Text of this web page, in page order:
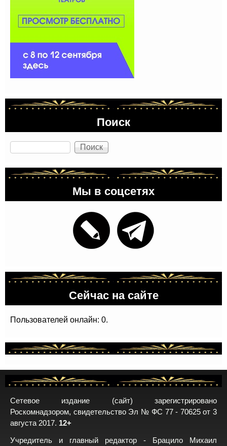
Поиск
Поиск
Мы в соцсетях
Сейчас на сайте
Пользователей онлайн: 0.
Сетевое издание (сайт) зарегистрировано
Роскомнадзором, свидетельство Эл № ФС 77 - 70625 от 3
августа 2017. 12+
Учредитель и главный редактор - Брацило Михаил